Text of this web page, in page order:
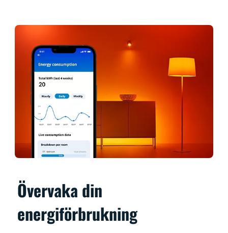
Övervaka din
energiförbrukning